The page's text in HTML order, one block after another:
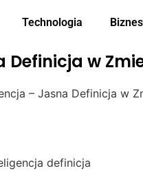
Technologia Biznes
w
– Jasna Definicja w